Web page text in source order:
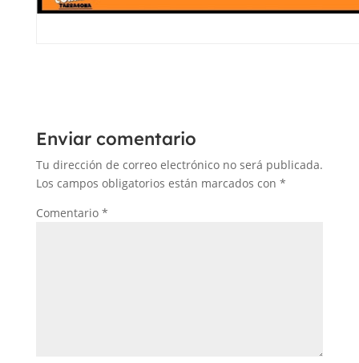
Enviar comentario
Tu dirección de correo electrónico no será publicada.
Los campos obligatorios están marcados con *
Comentario *